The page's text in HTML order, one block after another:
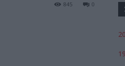
0
845